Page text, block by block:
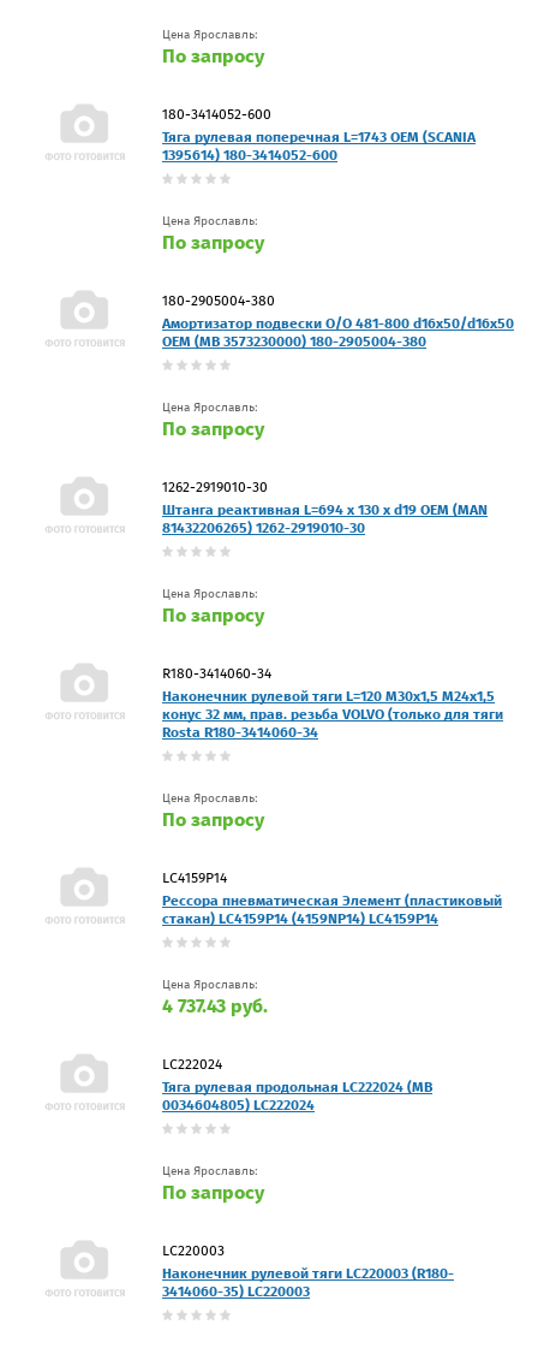
Цена Ярославль:
По запросу
180-3414052-600
Тяга рулевая поперечная L=1743 OEM (SCANIA
1395614) 180-3414052-600
Цена Ярославль:
По запросу
180-2905004-380
Амортизатор подвески O/O 481-800 d16x50/d16x50
OEM (MB 3573230000) 180-2905004-380
Цена Ярославль:
По запросу
1262-2919010-30
Штанга реактивная L=694 x 130 x d19 OEM (MAN
81432206265) 1262-2919010-30
Цена Ярославль:
По запросу
R180-3414060-34
Наконечник рулевой тяги L=120 M30x1,5 M24x1,5
конус 32 мм, прав. резьба VOLVO (только для тяги
Rosta R180-3414060-34
Цена Ярославль:
По запросу
LC4159P14
Рессора пневматическая Элемент (пластиковый
стакан) LC4159P14 (4159NP14) LC4159P14
Цена Ярославль:
4 737.43 руб.
LC222024
Тяга рулевая продольная LC222024 (MB
0034604805) LC222024
Цена Ярославль:
По запросу
LC220003
Наконечник рулевой тяги LC220003 (R180-
3414060-35) LC220003